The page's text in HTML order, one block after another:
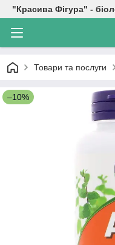
"Красива Фігура" -
Товари та послуги
–10%